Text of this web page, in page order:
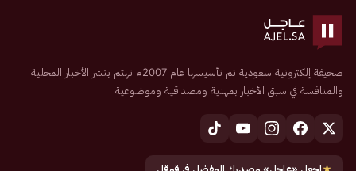
صحيفة إلكترونية سعودية تم تأسيسها عام 2007م تهتم بنشر الأخبار المحلية
والمنافسة في سبق الأخبار بمهنية ومصداقية وموضوعية